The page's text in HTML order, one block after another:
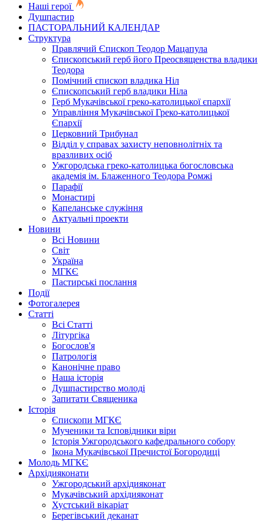
Наші герої
Душпастир
ПАСТОРАЛЬНИЙ КАЛЕНДАР
Структура
Правлячий Єпископ Теодор Мацапула
Єпископський герб його Преосвященства владики
Теодора
Помічний єпископ владика Ніл
Єпископський герб владики Ніла
Герб Мукачівської греко-католицької єпархії
Управління Мукачівської Греко-католицької
Єпархії
Церковний Трибунал
Відділ у справах захисту неповнолітніх та
вразливих осіб
Ужгородська греко-католицька богословська
академія ім. Блаженного Теодора Ромжі
Парафії
Монастирі
Капеланське служіння
Актуальні проекти
Новини
Всі Новини
Світ
Україна
МГКЄ
Пастирські послання
Події
Фотогалерея
Статті
Всі Статті
Літургіка
Богослов'я
Патрологія
Канонічне право
Наша історія
Душпастирство молоді
Запитати Священика
Історія
Єпископи МГКЄ
Мученики та Ісповідники віри
Історія Ужгородського кафедрального собору
Ікона Мукачівської Пречистої Богородиці
Молодь МГКЄ
Архідияконати
Ужгородський архідияконат
Мукачівський архідияконат
Хустський вікаріат
Берегівський деканат